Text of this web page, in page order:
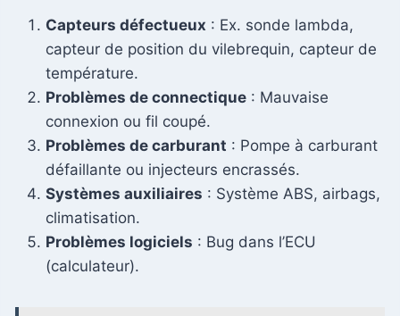
Capteurs défectueux : Ex. sonde lambda,
capteur de position du vilebrequin, capteur de
température.
Problèmes de connectique : Mauvaise
connexion ou fil coupé.
Problèmes de carburant : Pompe à carburant
défaillante ou injecteurs encrassés.
Systèmes auxiliaires : Système ABS, airbags,
climatisation.
Problèmes logiciels : Bug dans l’ECU
(calculateur).